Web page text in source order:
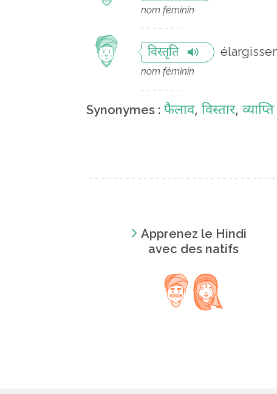
nom féminin
विस्तृति
nom féminin
Synonymes : फैलाव, विस्तार, व्याप्ति
Apprenez le Hindi
avec des natifs